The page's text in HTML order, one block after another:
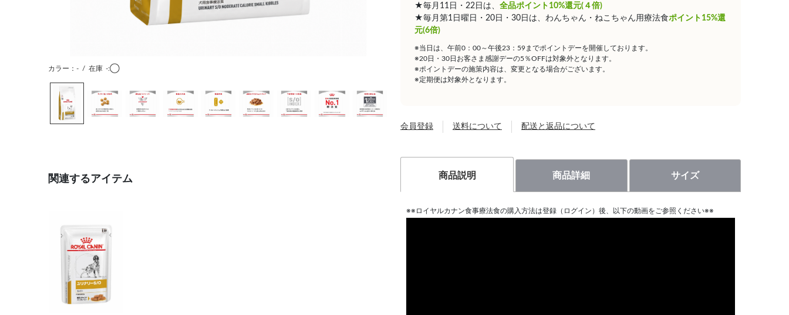
カラー：- / 在庫 -:◯
関連するアイテム
★毎月11日・22日は、 全品ポイント10%還元(４倍)
★毎月第1日曜日・20日・30日は、わんちゃん・ねこちゃん用療法食ポイント15%還
元(6倍)
※当日は、午前0：00～午後23：59までポイントデーを開催しております。
※20日・30日お客さま感謝デーの5％OFFは対象外となります。
※ポイントデーの施策内容は、変更となる場合がございます。
※定期便は対象外となります。
会員登録 送料について 配送と返品について
商品説明 商品詳細 サイズ
※※ロイヤルカナン食事療法食の購入方法は登録（ログイン）後、以下の動画をご参照ください※※